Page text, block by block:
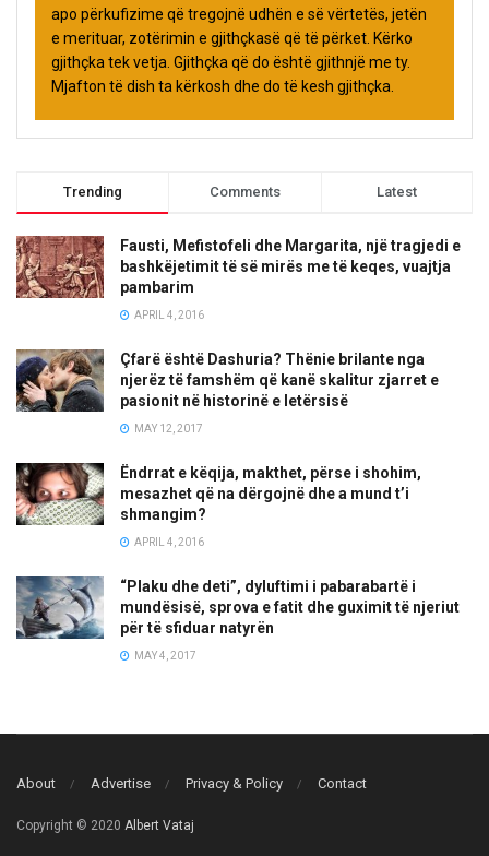
apo përkufizime që tregojnë udhën e së vërtetës, jetën
e merituar, zotërimin e gjithçkasë që të përket. Kërko
gjithçka tek vetja. Gjithçka që do është gjithnjë me ty.
Mjafton të dish ta kërkosh dhe do të kesh gjithçka.
Trending Comments Latest
Fausti, Mefistofeli dhe Margarita, një tragjedi e
bashkëjetimit të së mirës me të keqes, vuajtja
pambarim
APRIL 4, 2016
Çfarë është Dashuria? Thënie brilante nga
njerëz të famshëm që kanë skalitur zjarret e
pasionit në historinë e letërsisë
MAY 12, 2017
Ëndrrat e këqija, makthet, përse i shohim,
mesazhet që na dërgojnë dhe a mund t’i
shmangim?
APRIL 4, 2016
“Plaku dhe deti”, dyluftimi i pabarabartë i
mundësisë, sprova e fatit dhe guximit të njeriut
për të sfiduar natyrën
MAY 4, 2017
About Advertise Privacy & Policy Contact
Copyright © 2020 Albert Vataj